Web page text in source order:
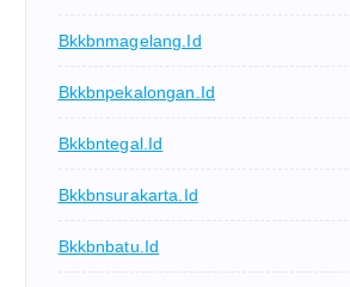
Bkkbnmagelang.id
Bkkbnpekalongan.id
Bkkbntegal.id
Bkkbnsurakarta.id
Bkkbnbatu.id